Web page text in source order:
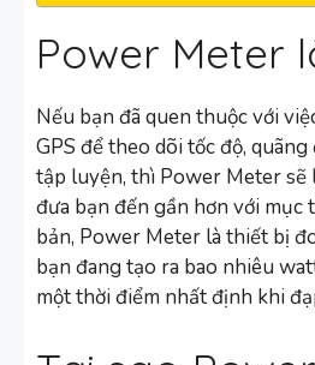
Power Meter
Nếu bạn đã quen thuộc với
GPS để theo dõi tốc độ,
tập luyện, thì Power Meter sẽ
đưa bạn đến gần hơn với mục
bản, Power Meter là thiết bị
bạn đang tạo ra bao nhiêu
một thời điểm nhất định khi